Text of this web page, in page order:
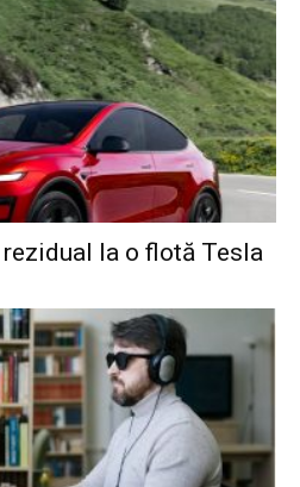
la o flotă Tesla